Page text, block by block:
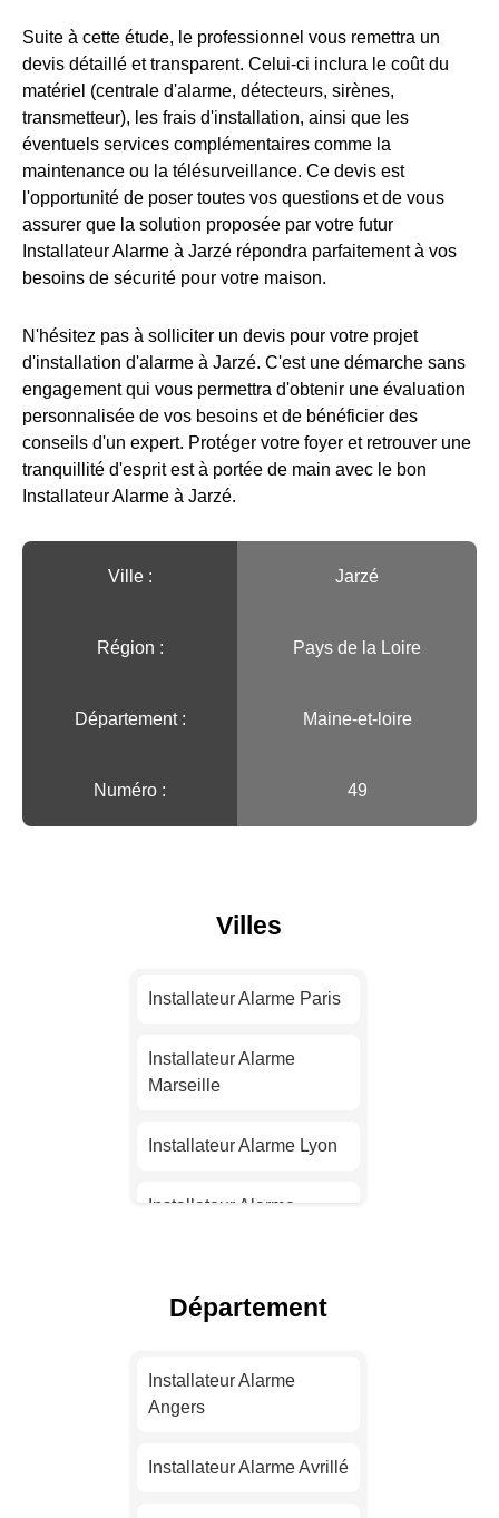
Suite à cette étude, le professionnel vous remettra un
devis détaillé et transparent. Celui-ci inclura le coût du
matériel (centrale d'alarme, détecteurs, sirènes,
transmetteur), les frais d'installation, ainsi que les
éventuels services complémentaires comme la
maintenance ou la télésurveillance. Ce devis est
l'opportunité de poser toutes vos questions et de vous
assurer que la solution proposée par votre futur
Installateur Alarme à Jarzé répondra parfaitement à vos
besoins de sécurité pour votre maison.
N'hésitez pas à solliciter un devis pour votre projet
d'installation d'alarme à Jarzé. C'est une démarche sans
engagement qui vous permettra d'obtenir une évaluation
personnalisée de vos besoins et de bénéficier des
conseils d'un expert. Protéger votre foyer et retrouver une
tranquillité d'esprit est à portée de main avec le bon
Installateur Alarme à Jarzé.
Ville :️ Jarzé
Région :️ Pays de la Loire
Département : Maine-et-loire
Numéro : 49
Villes
Installateur Alarme Paris
Installateur Alarme
Marseille
Installateur Alarme Lyon
Installateur Alarme
Installateur Alarme Nice
Nantes
Strasbourg
Département
Installateur Alarme
Angers
Installateur Alarme Avrillé